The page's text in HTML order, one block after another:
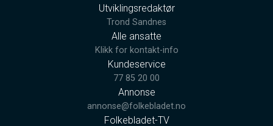
Utviklingsredaktør
Trond Sandnes
Alle ansatte
Klikk for kontakt-info
Kundeservice
77 85 20 00
Annonse
annonse@folkebladet.no
Folkebladet-TV